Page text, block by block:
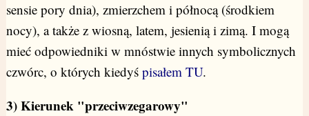
sensie pory dnia), zmierzchem i północą (środkiem
nocy), a także z wiosną, latem, jesienią i zimą. I mogą
mieć odpowiedniki w mnóstwie innych symbolicznych
czwórc, o których kiedyś pisałem TU.
3) Kierunek "przeciwzegarowy"